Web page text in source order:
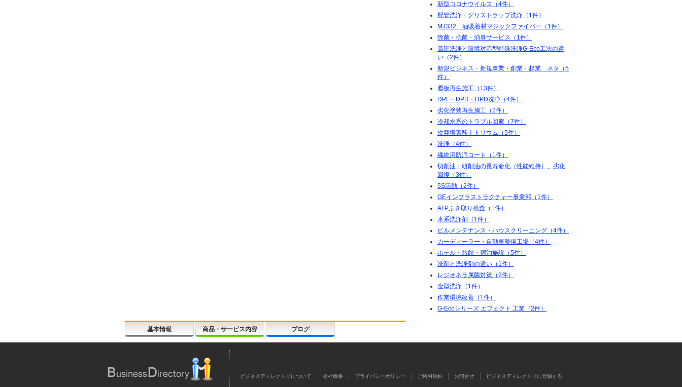
新型コロナウイルス（4件）
配管洗浄・グリストラップ洗浄（1件）
MJ332 油吸着材マジックファイバー（1件）
除菌・抗菌・消臭サービス（1件）
高圧洗浄と環境対応型特殊洗浄G-Eco工法の違
い（2件）
新規ビジネス・新規事業・創業・起業 ネタ（5
件）
看板再生施工（13件）
DPF・DPR・DPD洗浄（4件）
劣化塗装再生施工（2件）
冷却水系のトラブル回避（7件）
次亜塩素酸ナトリウム（5件）
洗浄（4件）
繊維用防汚コート（1件）
切削油・研削油の長寿命化（性能維持）、劣化
回復（3件）
5S活動（2件）
GEインフラストラクチャー事業部（1件）
ATPふき取り検査（1件）
水系洗浄剤（1件）
ビルメンテナンス・ハウスクリーニング（4件）
カーディーラー・自動車整備工場（4件）
ホテル・旅館・宿泊施設（5件）
洗剤と洗浄剤の違い（1件）
レジオネラ属菌対策（2件）
金型洗浄（1件）
作業環境改善（1件）
G-Ecoシリーズ エフェクト 工業（2件）
基本情報 商品・サービス内容 ブログ
ビジネスディレクトリについて 会社概要 プライバシーポリシー ご利用規約 お問合せ ビジネスディレクトリに登録する